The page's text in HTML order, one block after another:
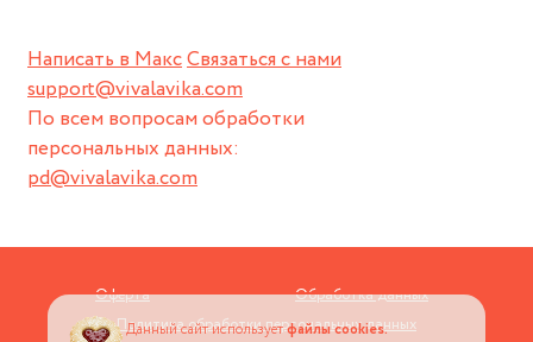
Написать в МаксСвязаться с нами
support@vivalavika.com
По всем вопросам обработки
персональных данных:
pd@vivalavika.com
Оферта
Обработка данных
Политика обработки персональных данных
Данный сайт используетфайлы cookies.